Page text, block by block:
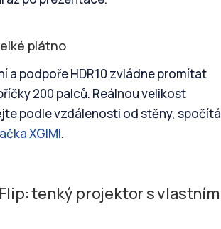
plátno
a podpoře HDR10 zvládne promítat
200 palců. Reálnou velikost
podle vzdálenosti od stěny, spočítá
XGIMI.
tenký projektor s vlastním